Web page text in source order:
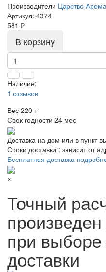
Производители Царство
Артикул: 4374
581 ₽
В корзину
Наличие:
1 отзывов
Вес 220 г
Срок годности 24 мес
Доставка на дом или в пункт
Сроки доставки : зависит от
Бесплатная доставка
×
Точный
при выборе
доставки